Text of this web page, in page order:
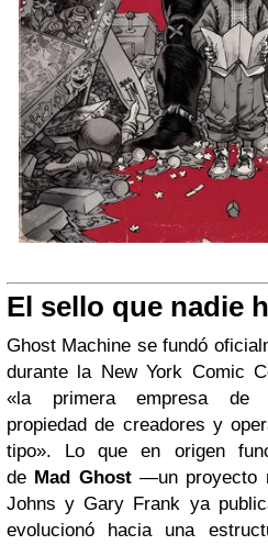
El sello que nadie
Ghost Machine se fundó
durante la New York Comic
«la primera empresa de
propiedad de creadores y
tipo». Lo que en origen
de Mad Ghost—un proyecto
Johns y Gary Frank ya
evolucionó hacia una